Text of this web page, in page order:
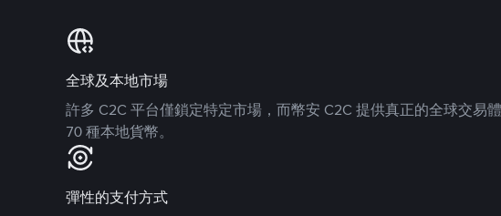
全球及本地市場
許多 C2C 平台僅鎖定特定市場，而幣安 C2C 提供真正的全球交易
70 種本地貨幣。
彈性的支付方式